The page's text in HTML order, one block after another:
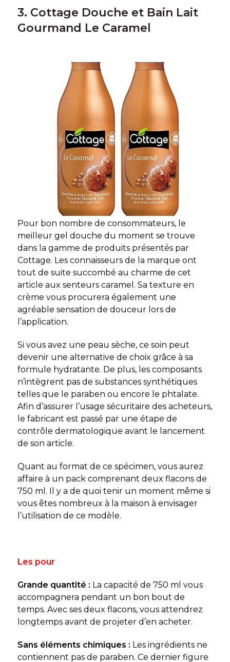
3. Cottage Douche et Bain Lait
Gourmand Le Caramel
Pour bon nombre de consommateurs, le
meilleur gel douche du moment se trouve
dans la gamme de produits présentés par
Cottage. Les connaisseurs de la marque ont
tout de suite succombé au charme de cet
article aux senteurs caramel. Sa texture en
crème vous procurera également une
agréable sensation de douceur lors de
l’application.
Si vous avez une peau sèche, ce soin peut
devenir une alternative de choix grâce à sa
formule hydratante. De plus, les composants
n’intègrent pas de substances synthétiques
telles que le paraben ou encore le phtalate.
Afin d’assurer l’usage sécuritaire des acheteurs,
le fabricant est passé par une étape de
contrôle dermatologique avant le lancement
de son article.
Quant au format de ce spécimen, vous aurez
affaire à un pack comprenant deux flacons de
750 ml. Il y a de quoi tenir un moment même si
vous êtes nombreux à la maison à envisager
l’utilisation de ce modèle.
Les pour
Grande quantité : La capacité de 750 ml vous
accompagnera pendant un bon bout de
temps. Avec ses deux flacons, vous attendrez
longtemps avant de projeter d’en acheter.
Sans éléments chimiques : Les ingrédients ne
contiennent pas de paraben. Ce dernier figure